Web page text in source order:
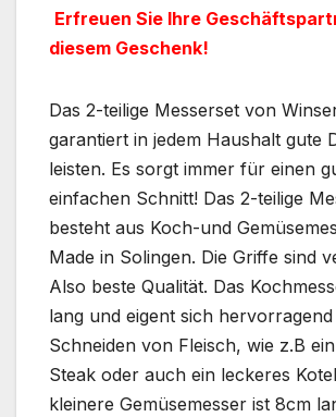
Erfreuen Sie Ihre
diesem Geschenk!
Das 2-teilige Messerset von
garantiert in jedem Haushalt gute
leisten. Es sorgt immer für einen
einfachen Schnitt! Das 2-teilige
besteht aus Koch-und
Made in Solingen. Die Griffe sind
Also beste Qualität. Das
lang und eigent sich
Schneiden von Fleisch, wie z.B
Steak oder auch ein leckeres
kleinere Gemüsemesser ist 8cm